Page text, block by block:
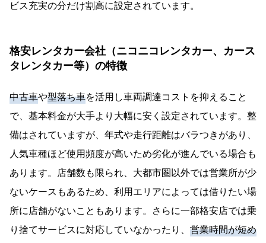
ビス充実の分だけ割高に設定されています。
格安レンタカー会社（ニコニコレンタカー、カース
タレンタカー等）の特徴
中古車や型落ち車を活用し車両調達コストを抑えること
で、基本料金が大手より大幅に安く設定されています。整
備はされていますが、年式や走行距離はバラつきがあり、
人気車種ほど使用頻度が高いため劣化が進んでいる場合も
あります。店舗数も限られ、大都市圏以外では営業所が少
ないケースもあるため、利用エリアによっては借りたい場
所に店舗がないこともあります。さらに一部格安店では乗
り捨てサービスに対応していなかったり、 営業時間が短め